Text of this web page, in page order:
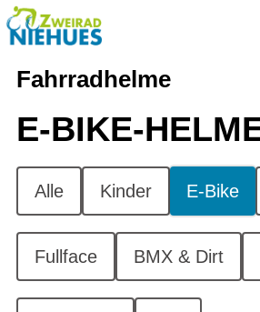
Fahrradhelme
E-BIKE-
Alle Kinder E-Bike
Fullface BMX & Dirt